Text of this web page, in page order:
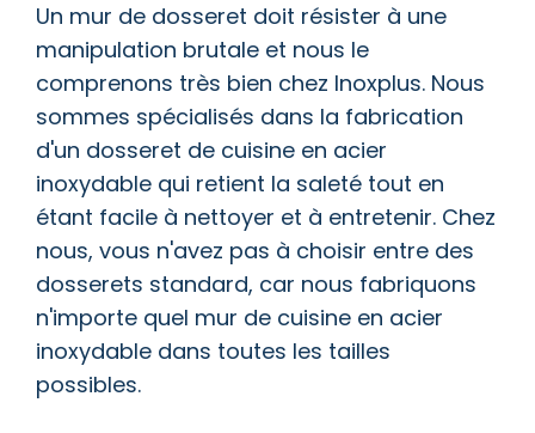
Un mur de dosseret doit résister à une
manipulation brutale et nous le
comprenons très bien chez Inoxplus. Nous
sommes spécialisés dans la fabrication
d'un dosseret de cuisine en acier
inoxydable qui retient la saleté tout en
étant facile à nettoyer et à entretenir. Chez
nous, vous n'avez pas à choisir entre des
dosserets standard, car nous fabriquons
n'importe quel mur de cuisine en acier
inoxydable dans toutes les tailles
possibles.